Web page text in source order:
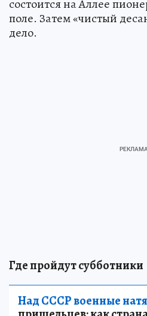
состоится на Аллее
поле. Затем «чистый
дело.
Где пройдут субботники
Над СССР военные